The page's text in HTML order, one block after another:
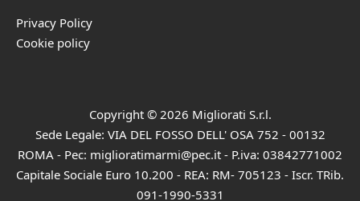
Privacy Policy
Cookie policy
Copyright © 2026 Migliorati S.r.l.
Sede Legale: VIA DEL FOSSO DELL' OSA 752 - 00132
ROMA - Pec: miglioratimarmi@pec.it - P.iva: 03842771002
Capitale Sociale Euro 10.200 - REA: RM- 705123 - Iscr. TRib.
091-1990-5331